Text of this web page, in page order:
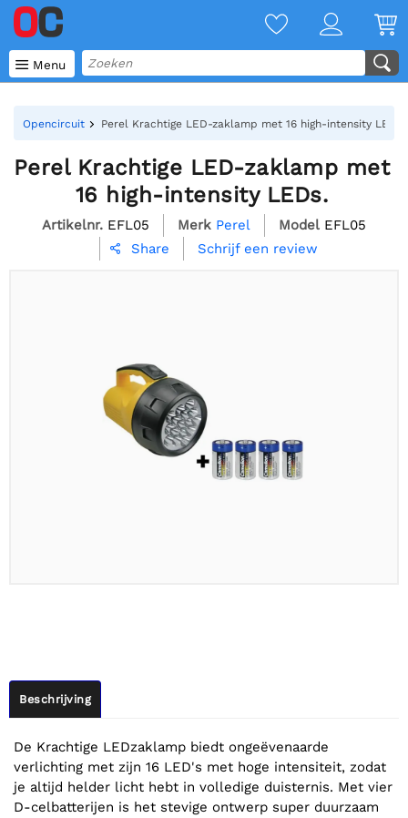
 Menu
Opencircuit Perel Krachtige LED-zaklamp met 16 high-intensity LEDs.
Perel Krachtige LED-zaklamp met
16 high-intensity LEDs.
Artikelnr. EFL05 Merk Perel Model EFL05
 Share Schrijf een review
Beschrijving
De Krachtige LEDzaklamp biedt ongeëvenaarde
verlichting met zijn 16 LED's met hoge intensiteit, zodat
je altijd helder licht hebt in volledige duisternis. Met vier
D-celbatterijen is het stevige ontwerp super duurzaam